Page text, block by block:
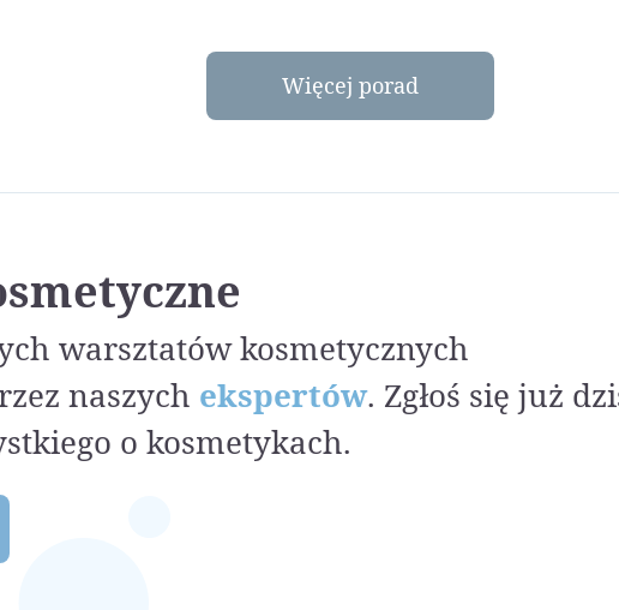
Więcej porad
warsztatów kosmetycznych
naszych ekspertów. Zgłoś się już
o kosmetykach.